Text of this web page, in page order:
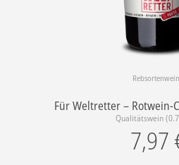
Für Weltretter – Rotwein-
Qualitätswein
7,97